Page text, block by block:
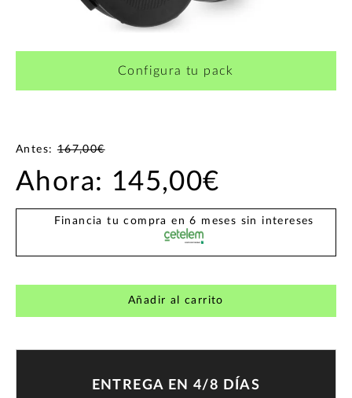
¿Quieres crearte tu propio pack?
Configura tu pack
Antes:167,00€
Ahora: 145,00€
Financia tu compra en 6 meses sin intereses
Añadir al carrito
ENTREGA EN 4/8 DÍAS